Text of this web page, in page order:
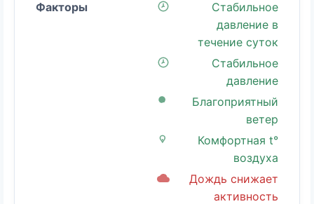
Стабильное
давление в
течение суток
Стабильное
давление
Благоприятный
ветер
Комфортная t°
воздуха
Дождь снижает
активность